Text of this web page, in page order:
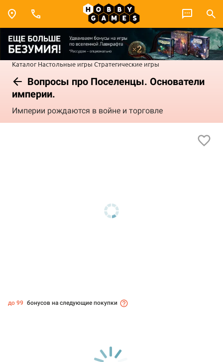
Каталог Настольные игры Стратегические игры
Вопросы про Поселенцы. Основатели
империи.
Империи рождаются в войне и торговле
до 99 бонусов на следующие покупки